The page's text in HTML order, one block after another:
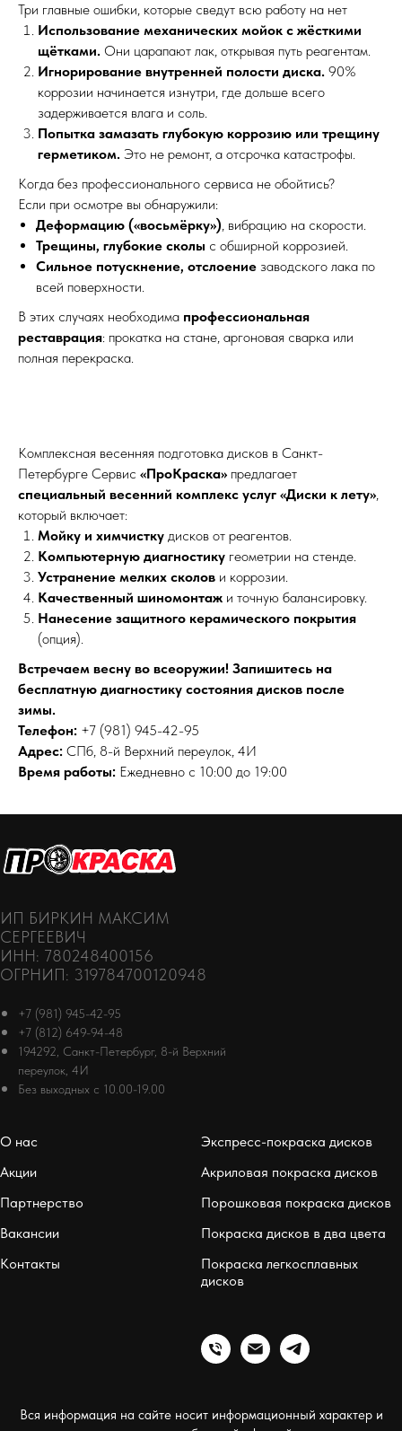
Три главные ошибки, которые сведут всю работу на нет
Использование механических мойок с жёсткими
щётками. Они царапают лак, открывая путь реагентам.
Игнорирование внутренней полости диска. 90%
коррозии начинается изнутри, где дольше всего
задерживается влага и соль.
Попытка замазать глубокую коррозию или трещину
герметиком. Это не ремонт, а отсрочка катастрофы.
Когда без профессионального сервиса не обойтись?
Если при осмотре вы обнаружили:
Деформацию («восьмёрку»), вибрацию на скорости.
Трещины, глубокие сколы с обширной коррозией.
Сильное потускнение, отслоение заводского лака по
всей поверхности.
В этих случаях необходима профессиональная
реставрация: прокатка на стане, аргоновая сварка или
полная перекраска.
Комплексная весенняя подготовка дисков в Санкт-
Петербурге Сервис «ПроКраска» предлагает
специальный весенний комплекс услуг «Диски к лету»,
который включает:
Мойку и химчистку дисков от реагентов.
Компьютерную диагностику геометрии на стенде.
Устранение мелких сколов и коррозии.
Качественный шиномонтаж и точную балансировку.
Нанесение защитного керамического покрытия
(опция).
Встречаем весну во всеоружии! Запишитесь на
бесплатную диагностику состояния дисков после
зимы.
Телефон: +7 (981) 945-42-95
Адрес: СПб, 8-й Верхний переулок, 4И
Время работы: Ежедневно с 10:00 до 19:00
ИП БИРКИН МАКСИМ
СЕРГЕЕВИЧ
ИНН: 780248400156
ОГРНИП: 319784700120948
+7 (981) 945-42-95
+7 (812) 649-94-48
194292, Санкт-Петербург, 8-й Верхний
переулок, 4И
Без выходных с 10.00-19.00
О нас
Акции
Партнерство
Вакансии
Контакты
Экспресс-покраска дисков
Акриловая покраска дисков
Порошковая покраска дисков
Покраска дисков в два цвета
Покраска легкосплавных
дисков
Вся информация на сайте носит информационный характер и